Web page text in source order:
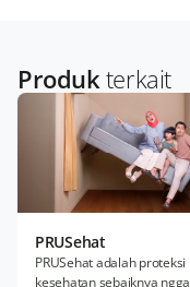
Produk terkait
PRUSehat
PRUSehat adalah proteksi
kesehatan sebaiknya ngga